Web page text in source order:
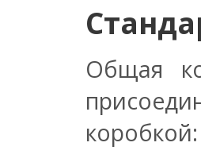
Общая
коробкой: